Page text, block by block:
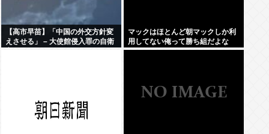
【高市早苗】「中国の外交方針変
えさせる」 – 大使館侵入罪の自衛
マックはほとんど朝マックしか利
用してない俺って勝ち組だよな